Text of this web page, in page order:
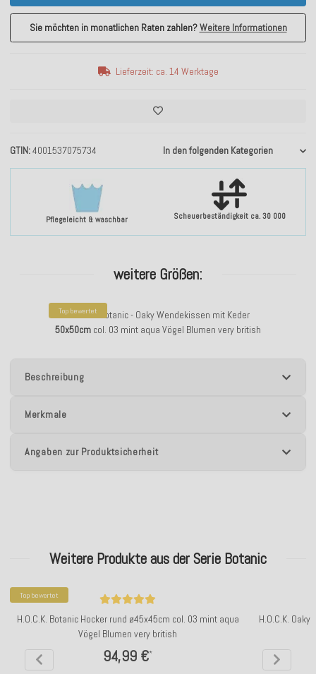
Pflegeleicht & waschbar Scheuerbeständigkeit ca. 30 000
GTIN 4001537075734 In den folgenden Kategorien
Sie möchten in monatlichen Raten zahlen?Weitere Informationen
Lieferzeit: ca. 14 Werktage
weitere Größen:
Top bewertet
H.O.C.K. Botanic - Oaky Wendekissen mit Keder
50x50cm col. 03 mint aqua Vögel Blumen very british
Beschreibung
Merkmale
Angaben zur Produktsicherheit
Weitere Produkte aus der Serie Botanic
Top bewertet
H.O.C.K. Botanic Hocker rund ø45x45cm col. 03 mint aqua
Vögel Blumen very british
94,99 €*
H.O.C.K.